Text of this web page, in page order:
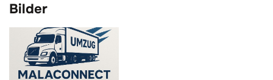
Bilder